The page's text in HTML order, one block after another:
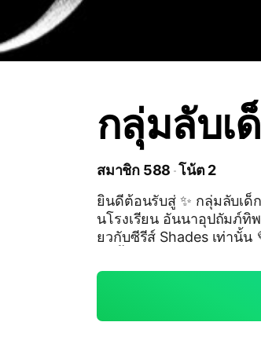
กลุ่มลับเ
สมาชิก 588 โน้ต 2
ยินดีต้อนรับสู่ ✨ กลุ่มลับเด็ก อ.อ.ท. 🤫🏫 พื้นที่ลับหลั
นโรงเรียน อันนาอุปถัมภ์ทิ
ยวกับซีรีส์ Shades เท่านั้น 💜 เมื่อเข้ากลุ่มแล้ว รบกวนนักเรียนทุกคนแว
T. Students 🤫🏫 A private after-school space for students of Anna U
ppatham Thipawan